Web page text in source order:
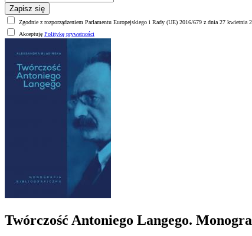
Zgodnie z rozporządzeniem Parlamentu Europejskiego i Rady (UE) 2016/679 z dnia 27
Akceptuję Politykę prywatności
Twórczość Antoniego Langego.